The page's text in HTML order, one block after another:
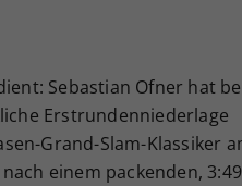
Sebastian Ofner hat
Erstrundenniederlage
Grand-Slam-Klassiker
einem packenden,